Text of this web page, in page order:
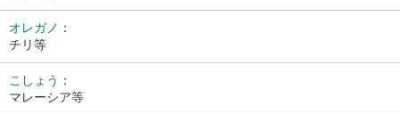
オレガノ ：
チリ等
こしょう ：
マレーシア等